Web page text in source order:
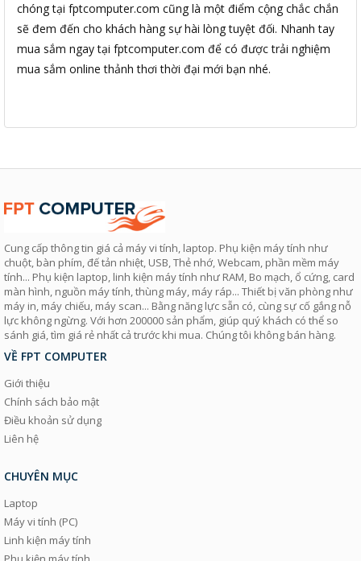
chóng tại fptcomputer.com cũng là một điểm cộng chắc chắn
sẽ đem đến cho khách hàng sự hài lòng tuyệt đối. Nhanh tay
mua sắm ngay tại fptcomputer.com để có được trải nghiệm
mua sắm online thảnh thơi thời đại mới bạn nhé.
Cung cấp thông tin giá cả máy vi tính, laptop. Phụ kiện máy tính như
chuột, bàn phím, đế tản nhiệt, USB, Thẻ nhớ, Webcam, phần mềm máy
tính... Phụ kiện laptop, linh kiện máy tính như RAM, Bo mạch, ổ cứng, card
màn hình, nguồn máy tính, thùng máy, máy ráp... Thiết bị văn phòng như
máy in, máy chiếu, máy scan... Bằng năng lực sẵn có, cùng sự cố gắng nỗ
lực không ngừng. Với hơn 200000 sản phẩm, giúp quý khách có thể so
sánh giá, tìm giá rẻ nhất cả trước khi mua. Chúng tôi không bán hàng.
VỀ FPT COMPUTER
Giới thiệu
Chính sách bảo mật
Điều khoản sử dụng
Liên hệ
CHUYÊN MỤC
Laptop
Máy vi tính (PC)
Linh kiện máy tính